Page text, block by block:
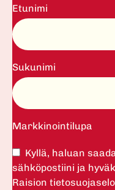
Etunimi
Sukunimi
Markkinointilupa
Kyllä, haluan
sähköpostiini ja
Raision